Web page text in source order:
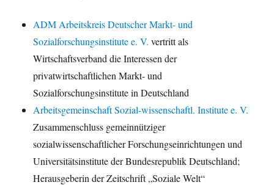
ADM Arbeitskreis Deutscher Markt- und
Sozialforschungsinstitute e. V. vertritt als
Wirtschaftsverband die Interessen der
privatwirtschaftlichen Markt- und
Sozialforschungsinstitute in Deutschland
Arbeitsgemeinschaft Sozial-wissenschaftl. Institute e. V.
Zusammenschluss gemeinnütziger
sozialwissenschaftlicher Forschungseinrichtungen und
Universitätsinstitute der Bundesrepublik Deutschland;
Herausgeberin der Zeitschrift „Soziale Welt“